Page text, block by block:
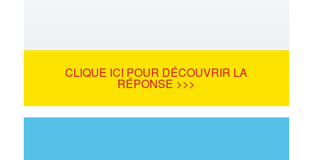
CLIQUE ICI POUR DÉCOUVRIR LA
RÉPONSE >>>